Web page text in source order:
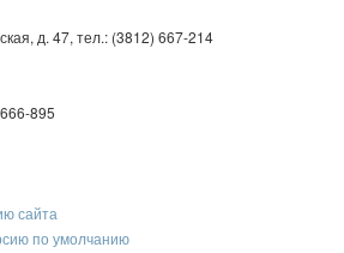
д. 47, тел.: (3812) 667-214
895
сайта
по умолчанию